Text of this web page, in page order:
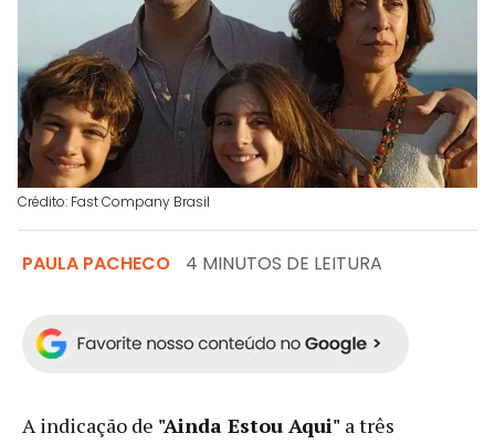
Crédito: Fast Company Brasil
PAULA PACHECO 4 MINUTOS DE LEITURA
A indicação de "Ainda Estou Aqui" a três